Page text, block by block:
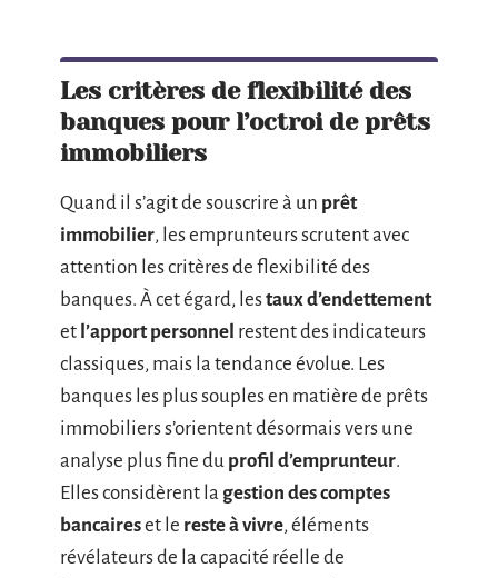
Les critères de flexibilité des
banques pour l’octroi de prêts
immobiliers
Quand il s’agit de souscrire à un prêt
immobilier, les emprunteurs scrutent avec
attention les critères de flexibilité des
banques. À cet égard, lestaux d’endettement
et l’apport personnel restent des indicateurs
classiques, mais la tendance évolue. Les
banques les plus souples en matière de prêts
immobiliers s’orientent désormais vers une
analyse plus fine du profil d’emprunteur.
Elles considèrent la gestion des comptes
bancaireset le reste à vivre, éléments
révélateurs de la capacité réelle de